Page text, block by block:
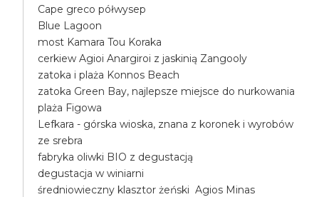
Cape greco półwysep
Blue Lagoon
most Kamara Tou Koraka
cerkiew Agioi Anargiroi z jaskinią Zangooly
zatoka i plaża Konnos Beach
zatoka Green Bay, najlepsze miejsce do nurkowania
plaża Figowa
Lefkara - górska wioska, znana z koronek i wyrobów
ze srebra
fabryka oliwki BIO z degustacją
degustacja w winiarni
średniowieczny klasztor żeński Agios Minas